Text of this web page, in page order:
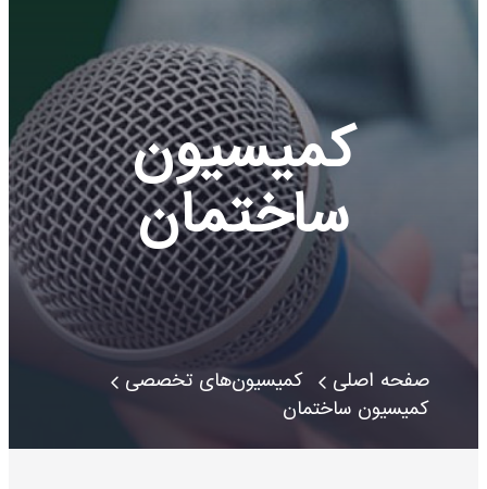
کمیسیون
ساختمان
صفحه اصلی
کمیسیون‌های تخصصی
کمیسیون ساختمان